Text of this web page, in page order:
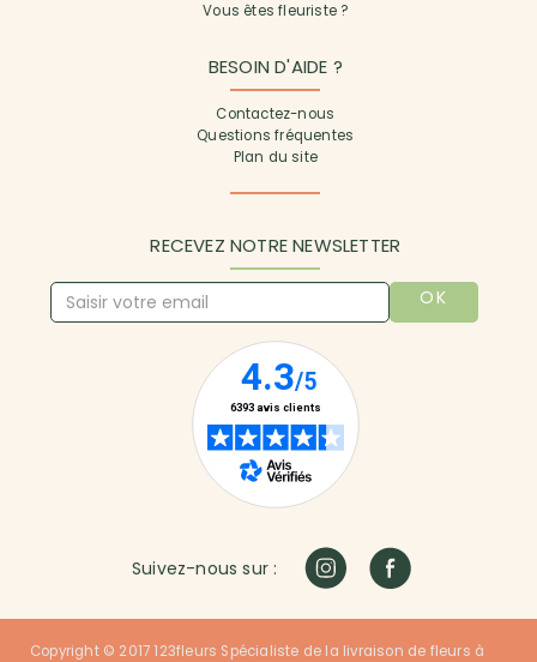
Vous êtes fleuriste ?
BESOIN D'AIDE ?
Contactez-nous
Questions fréquentes
Plan du site
RECEVEZ NOTRE NEWSLETTER
OK
Suivez-nous sur :
Copyright © 2017 123fleurs Spécialiste de la livraison de fleurs à